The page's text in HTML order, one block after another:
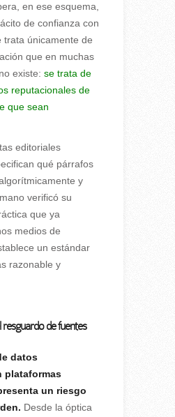
en ese esquema,
de confianza con
trata únicamente de
que en muchas
existe: se trata de
reputacionales de
que sean
editoriales
qué párrafos
y
verificó su
que ya
medios de
un estándar
razonable y
de fuentes
datos
plataformas
un riesgo
Desde la óptica